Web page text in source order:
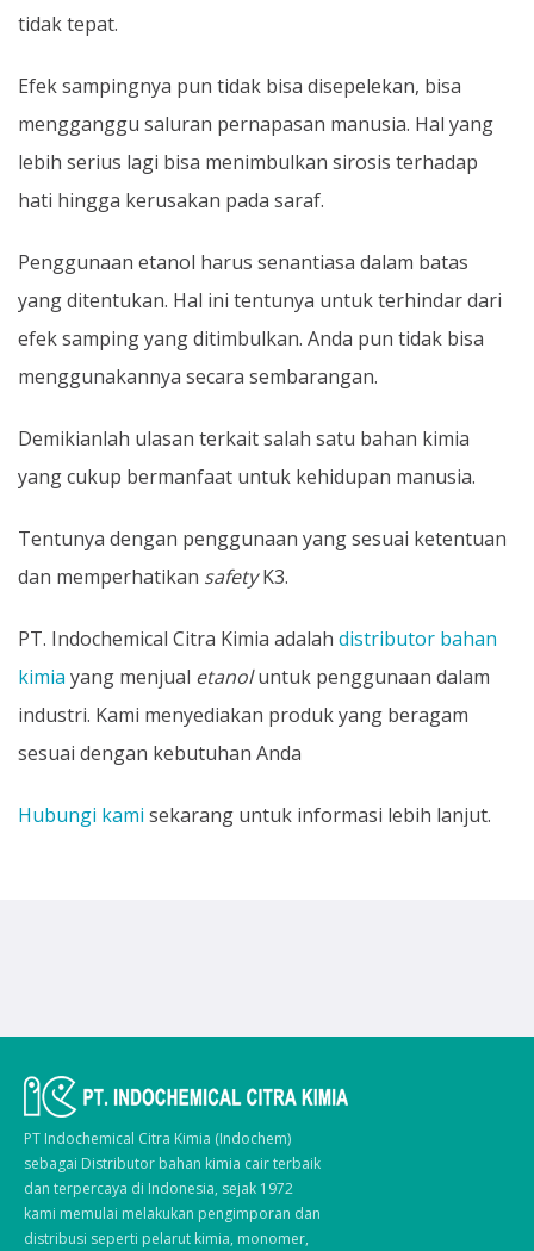
tidak tepat.
Efek sampingnya pun tidak bisa disepelekan, bisa
mengganggu saluran pernapasan manusia. Hal yang
lebih serius lagi bisa menimbulkan sirosis terhadap
hati hingga kerusakan pada saraf.
Penggunaan etanol harus senantiasa dalam batas
yang ditentukan. Hal ini tentunya untuk terhindar dari
efek samping yang ditimbulkan. Anda pun tidak bisa
menggunakannya secara sembarangan.
Demikianlah ulasan terkait salah satu bahan kimia
yang cukup bermanfaat untuk kehidupan manusia.
Tentunya dengan penggunaan yang sesuai ketentuan
dan memperhatikan safetyK3.
PT. Indochemical Citra Kimia adalah distributor bahan
kimia yang menjual etanoluntuk penggunaan dalam
industri. Kami menyediakan produk yang beragam
sesuai dengan kebutuhan Anda
Hubungi kami sekarang untuk informasi lebih lanjut.
PT Indochemical Citra Kimia (Indochem)
sebagai Distributor bahan kimia cair terbaik
dan terpercaya di Indonesia, sejak 1972
kami memulai melakukan pengimporan dan
distribusi seperti pelarut kimia, monomer,